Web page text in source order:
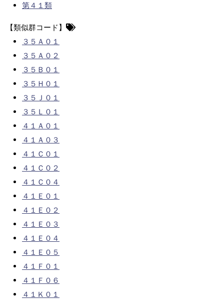
第４１類
【類似群コード】
３５Ａ０１
３５Ａ０２
３５Ｂ０１
３５Ｈ０１
３５Ｊ０１
３５Ｌ０１
４１Ａ０１
４１Ａ０３
４１Ｃ０１
４１Ｃ０２
４１Ｃ０４
４１Ｅ０１
４１Ｅ０２
４１Ｅ０３
４１Ｅ０４
４１Ｅ０５
４１Ｆ０１
４１Ｆ０６
４１Ｋ０１